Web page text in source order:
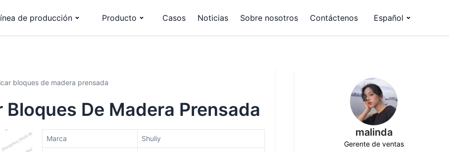
de producción Producto Casos Noticias Sobre nosotros Contáctenos Español
bloques de madera prensada
De Madera Prensada
Marca Shuliy
malinda
Gerente de ventas